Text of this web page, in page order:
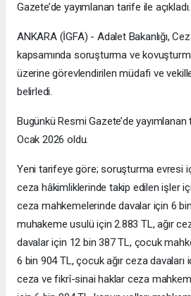
Gazete’de yayımlanan tarife ile açıkladı.
ANKARA (İGFA) - Adalet Bakanlığı,
kapsamında soruşturma ve
üzerine görevlendirilen müdafi ve
belirledi.
Bugünkü Resmi Gazete’de yayımlanan
Ocak 2026 oldu.
Yeni tarifeye göre; soruşturma evresi
ceza hâkimliklerinde takip edilen işler
ceza mahkemelerinde davalar için 6
muhakeme usulü için 2.883 TL, ağır
davalar için 12 bin 387 TL, çocuk
6 bin 904 TL, çocuk ağır ceza davaları
ceza ve fikrî-sinai haklar ceza